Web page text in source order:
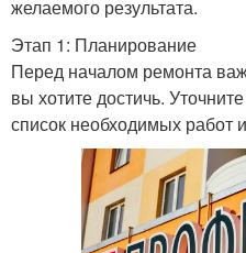
желаемого результата.
Этап 1: Планирование
Перед началом ремонта
вы хотите достичь.
список необходимых работ